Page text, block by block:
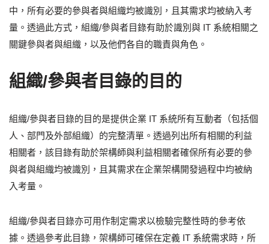
中，所有必要的參與者與組織均被識別，且其需求均被納入考
量。透過此方式，組織/參與者目錄有助於識別與 IT 系統相關之
關鍵參與者與組織，以及他們各自的職責與角色。
組織/參與者目錄的目的
組織/參與者目錄的目的是提供企業 IT 系統所有互動者（包括個
人、部門及外部組織）的完整清單。透過列出所有相關的利益
相關者，該目錄有助於架構師與利益相關者確保所有必要的參
與者與組織均被識別，且其需求在企業架構開發過程中均被納
入考量。
組織/參與者目錄亦可用作制定需求以檢驗完整性時的參考依
據。透過參考此目錄，架構師可確保在定義 IT 系統需求時，所